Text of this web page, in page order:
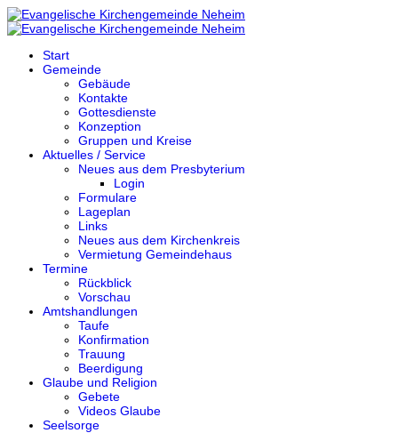
Start
Gemeinde
Gebäude
Kontakte
Gottesdienste
Konzeption
Gruppen und Kreise
Aktuelles / Service
Neues aus dem Presbyterium
Login
Formulare
Lageplan
Links
Neues aus dem Kirchenkreis
Vermietung Gemeindehaus
Termine
Rückblick
Vorschau
Amtshandlungen
Taufe
Konfirmation
Trauung
Beerdigung
Glaube und Religion
Gebete
Videos Glaube
Seelsorge